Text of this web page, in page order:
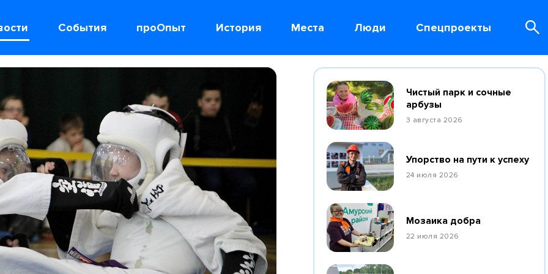
События проОпыт История Места Люди Спецпроекты
Чистый парк и сочные
арбузы
3 августа 2026
Упорство на пути к успеху
24 июля 2026
Мозаика добра
22 июля 2026